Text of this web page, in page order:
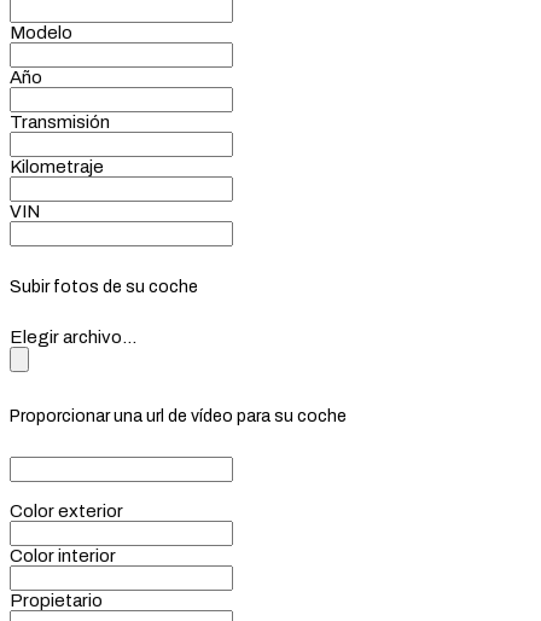
Modelo
Año
Transmisión
Kilometraje
VIN
Subir fotos de su coche
Elegir archivo...
Proporcionar una url de vídeo para su coche
Color exterior
Color interior
Propietario